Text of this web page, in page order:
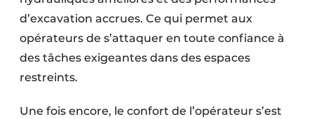
d’excavation accrues. Ce qui permet aux
opérateurs de s’attaquer en toute confiance à
des tâches exigeantes dans des espaces
restreints.
Une fois encore, le confort de l’opérateur s’est